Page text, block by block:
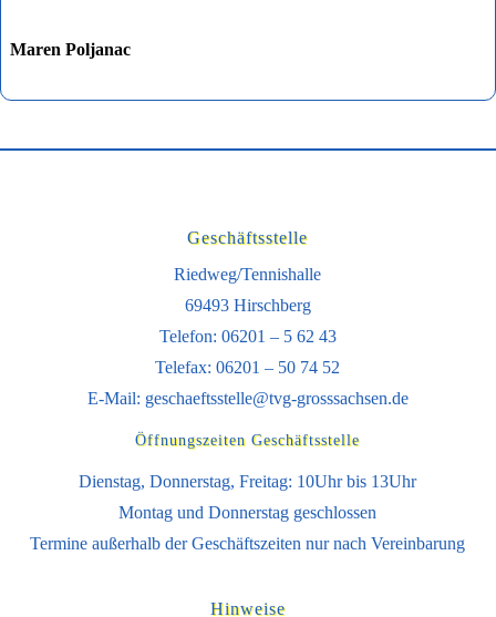
Maren Poljanac
Geschäftsstelle
Riedweg/Tennishalle
69493 Hirschberg
Telefon: 06201 – 5 62 43
Telefax: 06201 – 50 74 52
E-Mail: geschaeftsstelle@tvg-grosssachsen.de
Öffnungszeiten Geschäftsstelle
Dienstag, Donnerstag, Freitag: 10Uhr bis 13Uhr
Montag und Donnerstag geschlossen
Termine außerhalb der Geschäftszeiten nur nach Vereinbarung
Hinweise